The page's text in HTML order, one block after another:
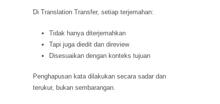
Di Translation Transfer, setiap terjemahan:
Tidak hanya diterjemahkan
Tapi juga diedit dan direview
Disesuaikan dengan konteks tujuan
Penghapusan kata dilakukan secara sadar dan
terukur, bukan sembarangan.